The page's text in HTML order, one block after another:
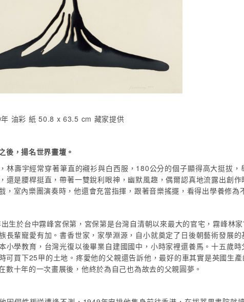
年 油彩 紙 50.8 x 63.5 cm 藏家提供
後，揚名世界畫壇。
林壽宇經常穿著筆直的襯衫與白西服，180公分的個子顯得高大挺拔
還是腰桿挺直，帶著一雙銳利眼神，幽默風趣，偶爾認真地流露出創
，室內樂團演奏時，他還會充當指揮，跟著音樂搖擺，看得出學養修為
生於台中霧峰宮保第，宮保第是台灣自清朝以來最大的官宅，霧峰林
長輩寵愛有加。書香世家，家學淵源，自小就奠定了日後朝藝術發展
小學教育，台灣光復以後畢業自建國國中，小時家裡還養馬。十五歲
可買下25甲的土地。疼愛他的父親還告訴他，最好的車其實是英國生
數十年的一次畫展後，他終於為自己也為故去的父親圓夢。